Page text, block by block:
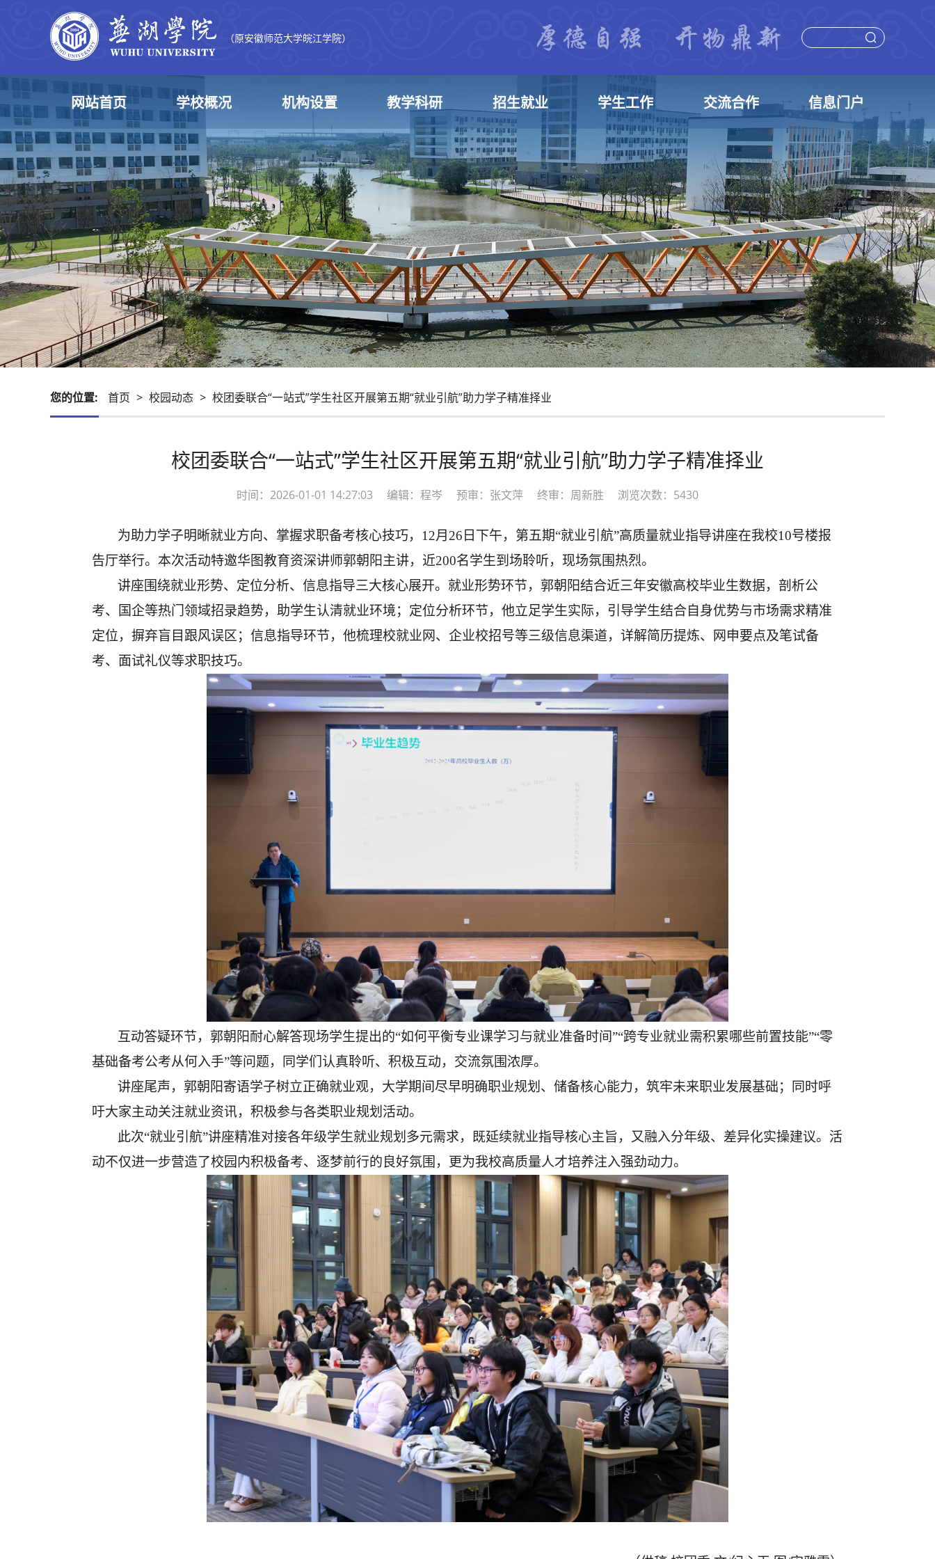
（原安徽师范大学皖江学院）
网站首页 学校概况 机构设置 教学科研 招生就业 学生工作 交流合作 信息门户
您的位置: 首页 > 校园动态 > 校团委联合“一站式”学生社区开展第五期“就业引航”助力学子精准择业
校团委联合“一站式”学生社区开展第五期“就业引航”助力学子精准择业
时间：2026-01-01 14:27:03 编辑：程岑 预审：张文萍 终审：周新胜 浏览次数：5430
为助力学子明晰就业方向、掌握求职备考核心技巧， 12月26日下午，第五期“就业引航”高质量就业指导讲座在我校10号楼报
告厅举行。本次活动特邀华图教育资深讲师郭朝阳主讲，近200名学生到场聆听，现场氛围热烈。
讲座围绕就业形势、定位分析、信息指导三大核心展开。就业形势环节，郭朝阳结合近三年安徽高校毕业生数据，剖析公
考、国企等热门领域招录趋势，助学生认清就业环境；定位分析环节，他立足学生实际，引导学生结合自身优势与市场需求精准
定位，摒弃盲目跟风误区；信息指导环节，他梳理校就业网、企业校招号等三级信息渠道，详解简历提炼、网申要点及笔试备
考、面试礼仪等求职技巧。
互动答疑环节，郭朝阳耐心解答现场学生提出的“如何平衡专业课学习与就业准备时间”“跨专业就业需积累哪些前置技能”“零
基础备考公考从何入手”等问题，同学们认真聆听、积极互动，交流氛围浓厚。
讲座尾声，郭朝阳寄语学子树立正确就业观，大学期间尽早明确职业规划、储备核心能力，筑牢未来职业发展基础；同时呼
吁大家主动关注就业资讯，积极参与各类职业规划活动。
此次“就业引航”讲座精准对接各年级学生就业规划多元需求，既延续就业指导核心主旨，又融入分年级、差异化实操建议。活
动不仅进一步营造了校园内积极备考、逐梦前行的良好氛围，更为我校高质量人才培养注入强劲动力。